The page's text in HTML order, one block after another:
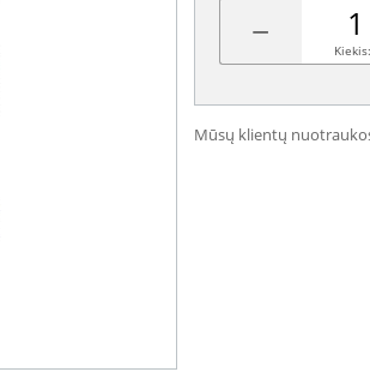
− Kiekis:
Mūsų klientų